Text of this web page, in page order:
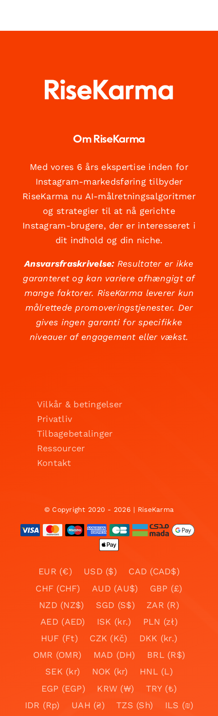
Om RiseKarma
Med vores 6 års ekspertise inden for
Instagram-markedsføring tilbyder
RiseKarma nu AI-målretningsalgoritmer
og strategier til at nå gerichte
Instagram-brugere, der er interesseret i
dit indhold og din niche.
Ansvarsfraskrivelse:Resultater er ikke
garanteret og kan variere afhængigt af
mange faktorer. RiseKarma leverer kun
målrettede promoveringstjenester. Der
gives ingen garanti for specifikke
niveauer af engagement eller vækst.
Vilkår & betingelser
Privatliv
Tilbagebetalinger
Ressourcer
Kontakt
© Copyright 2020 - 2026 | RiseKarma
EUR (€) USD ($)
CAD (CAD$)
CHF (CHF)
AUD (AU$)
GBP (£)
NZD (NZ$)
SGD (S$)
ZAR (R)
AED (AED)
ISK (kr.)
PLN (zł)
HUF (Ft)
CZK (Kč)
DKK (kr.)
OMR (OMR)
MAD (DH)
BRL (R$)
SEK (kr)
NOK (kr)
HNL (L)
EGP (EGP)
KRW (₩)
TRY (₺)
IDR (Rp)
UAH (₴) TZS (Sh)
ILS (₪)